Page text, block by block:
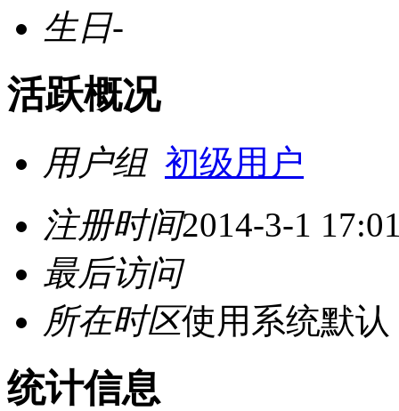
生日-
活跃概况
用户组 初级用户
注册时间2014-3-1
最后访问
所在时区使用系统默认
统计信息